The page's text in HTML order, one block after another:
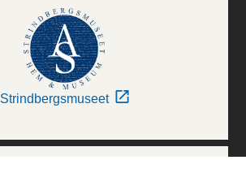
Strindbergsmuseet